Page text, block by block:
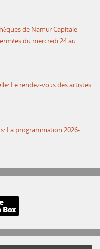
de Namur Capitale
du mercredi 24 au
Le rendez-vous des artistes
La programmation 2026-